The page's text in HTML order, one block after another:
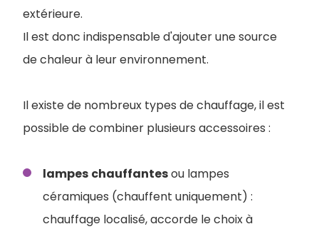
extérieure.
Il est donc indispensable d'ajouter une source
de chaleur à leur environnement.
Il existe de nombreux types de chauffage, il est
possible de combiner plusieurs accessoires :
lampes chauffantesou lampes
céramiques (chauffent uniquement) :
chauffage localisé, accorde le choix à